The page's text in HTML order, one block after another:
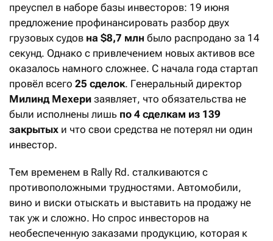
преуспел в наборе базы инвесторов: 19 июня
предложение профинансировать разбор двух
грузовых судов на $8,7 млн было распродано за 14
секунд. Однако с привлечением новых активов все
оказалось намного сложнее. С начала года стартап
провёл всего 25 сделок. Генеральный директор
Милинд Мехери заявляет, что обязательства не
были исполнены лишь по 4 сделкам из 139
закрытых и что свои средства не потерял ни один
инвестор.
Тем временем в Rally Rd. сталкиваются с
противоположными трудностями. Автомобили,
вино и виски отыскать и выставить на продажу не
так уж и сложно. Но спрос инвесторов на
необеспеченную заказами продукцию, которая к